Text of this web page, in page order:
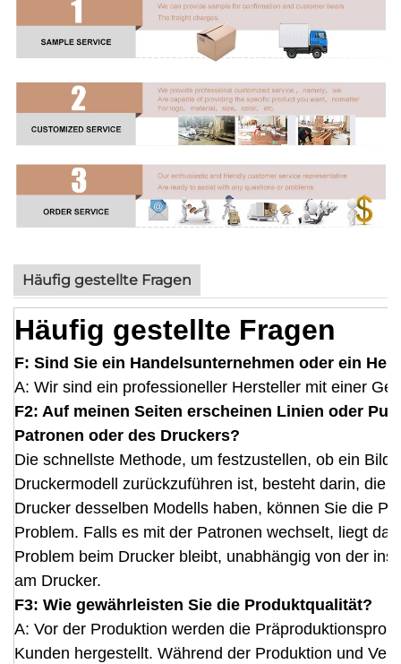
Häufig gestellte Fragen
Häufig gestellte Fragen
F: Sind Sie ein Handelsunternehmen oder ein
A: Wir sind ein professioneller Hersteller mit einer
F2: Auf meinen Seiten erscheinen Linien oder
Patronen oder des Druckers?
Die schnellste Methode, um festzustellen, ob ein
Druckermodell zurückzuführen ist, besteht darin, die
Drucker desselben Modells haben, können Sie die
Problem. Falls es mit der Patronen wechselt, liegt
Problem beim Drucker bleibt, unabhängig von der
am Drucker.
F3: Wie gewährleisten Sie die Produktqualität?
A: Vor der Produktion werden die
Kunden hergestellt. Während der Produktion und